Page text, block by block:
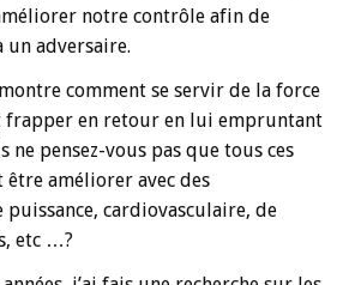
notre contrôle afin de
un adversaire.
comment se servir de la force
frapper en retour en lui empruntant
ne pensez-vous pas que tous ces
être améliorer avec des
puissance, cardiovasculaire, de
etc …?